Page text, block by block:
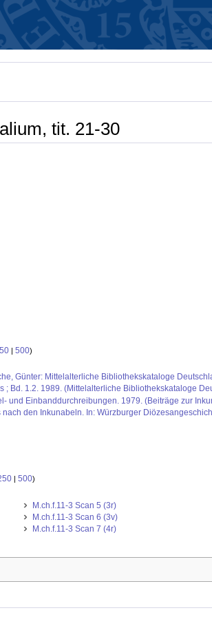
tit. 21-30
| 500)
Günter: Mittelalterliche Bibliothekskataloge
Bd. 1.2. 1989. (Mittelalterliche Bibliothekskataloge
und Einbanddurchreibungen. 1979. (Beiträge zur
den Inkunabeln. In: Würzburger
500)
M.ch.f.11-3 Scan 5 (3r)
M.ch.f.11-3 Scan 6 (3v)
M.ch.f.11-3 Scan 7 (4r)